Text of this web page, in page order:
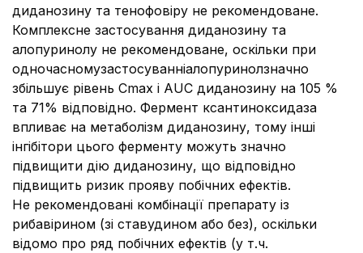
диданозину та тенофовіру не рекомендоване.
Комплексне застосування диданозину та
алопуринолу не рекомендоване, оскільки при
одночасномузастосуванніалопуринолзначно
збільшує рівень Сmax і AUC диданозину на 105 %
та 71% відповідно. Фермент ксантиноксидаза
впливає на метаболізм диданозину, тому інші
інгібітори цього ферменту можуть значно
підвищити дію диданозину, що відповідно
підвищить ризик прояву побічних ефектів.
Не рекомендовані комбінації препарату із
рибавірином (зі ставудином або без), оскільки
відомо про ряд побічних ефектів (у т.ч.